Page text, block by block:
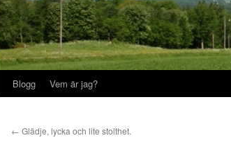
Blogg Vem är jag?
← Glädje, lycka och lite stolthet.